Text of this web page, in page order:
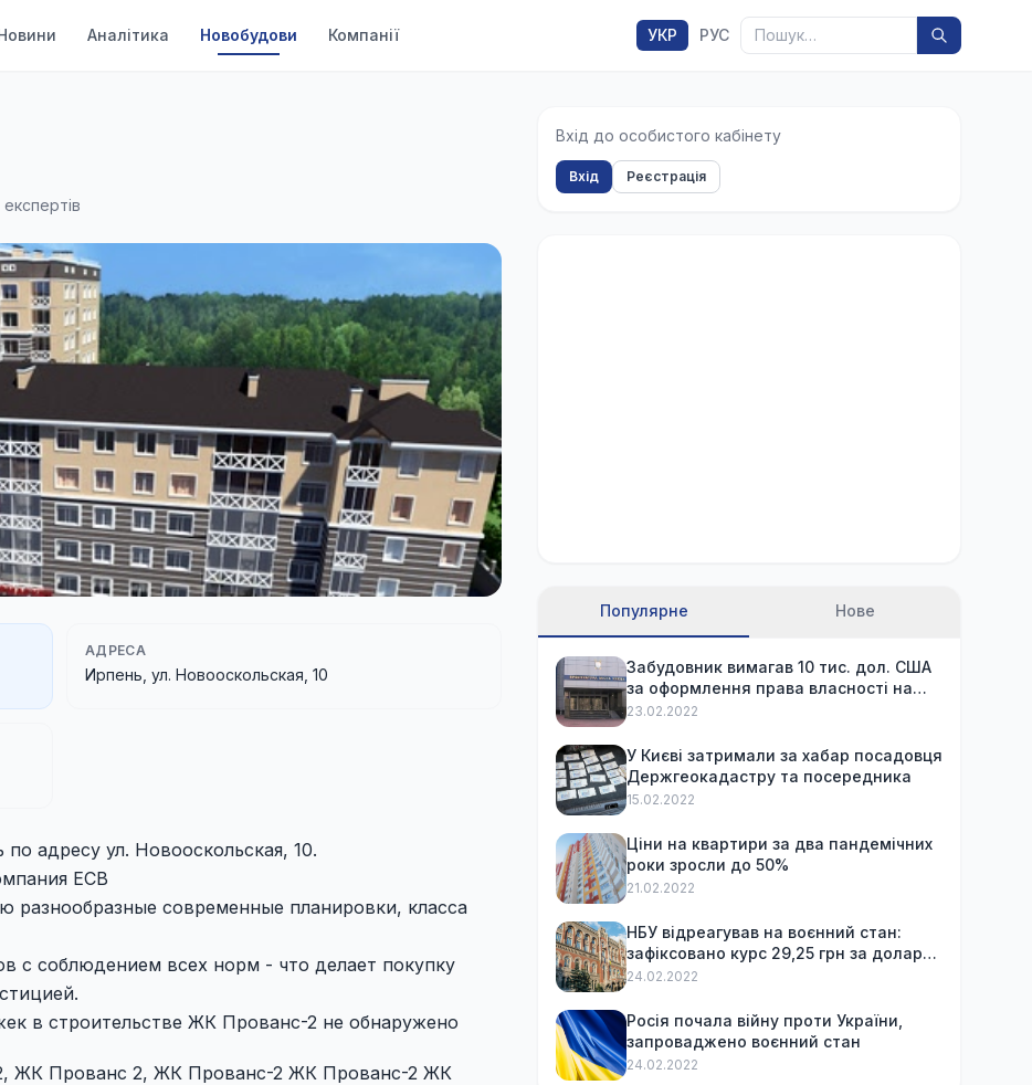
Аналітика Новобудови Компанії УКР РУС Пошук
АДРЕСА
Ирпень, ул. Новооскольская, 10
адресу ул. Новооскольская, 10.
ECB
современные планировки, класса
с соблюдением всех норм - что делает покупку
в строительстве ЖК Прованс-2 не обнаружено
ЖК Прованс 2, ЖК Прованс-2 ЖК Прованс-2 ЖК
Вхід до особистого кабінету
Вхід Реєстрація
Популярне Нове
Забудовник вимагав 10 тис. дол. США
за оформлення права власності на
вже куплену квартиру
23.02.2022
У Києві затримали за хабар посадовця
Держгеокадастру та посередника
15.02.2022
Ціни на квартири за два пандемічних
роки зросли до 50%
21.02.2022
НБУ відреагував на воєнний стан:
зафіксовано курс 29,25 грн за долар
та обмежив зняття готівки
24.02.2022
Росія почала війну проти України,
запроваджено воєнний стан
24.02.2022